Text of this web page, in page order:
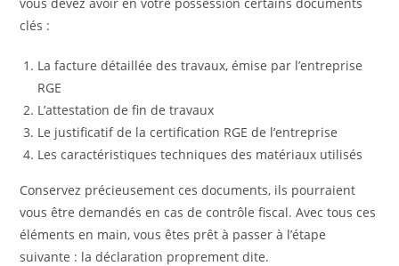
clés :
La facture détaillée des travaux, émise par l’entreprise
RGE
L’attestation de fin de travaux
Le justificatif de la certification RGE de l’entreprise
Les caractéristiques techniques des matériaux utilisés
Conservez précieusement ces documents, ils pourraient
vous être demandés en cas de contrôle fiscal. Avec tous ces
éléments en main, vous êtes prêt à passer à l’étape
suivante : la déclaration proprement dite.